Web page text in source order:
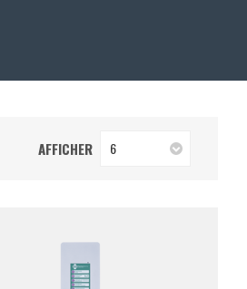
AFFICHER 6